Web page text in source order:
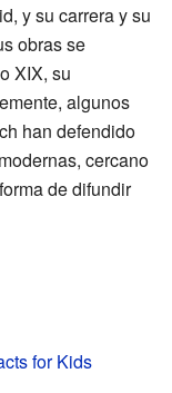
y su carrera y su
obras se
XIX, su
algunos
han defendido
cercano
de difundir
for Kids